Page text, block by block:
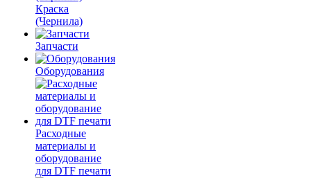
Краска
(Чернила)
Запчасти
Оборудования
Расходные
материалы и
оборудование
для DTF печати